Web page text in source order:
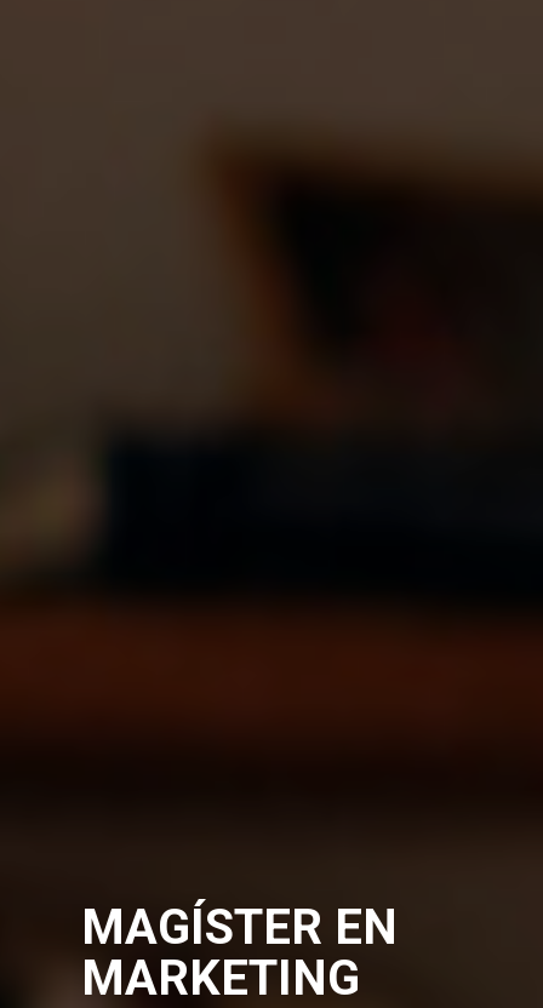
MAGÍSTER EN
MARKETING